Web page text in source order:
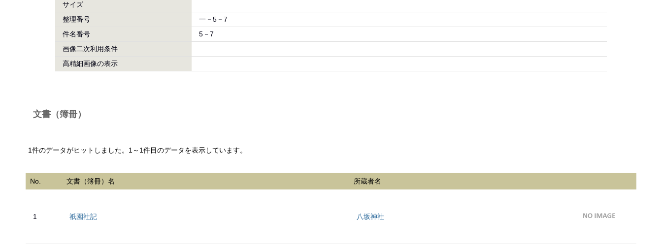
サイズ
整理番号
一－5－7
件名番号
5－7
画像二次利用条件
高精細画像の表示
文書（簿冊）
1件のデータがヒットしました。1～1件目のデータを表示しています。
No. 文書（簿冊）名 所蔵者名
1 祇園社記 八坂神社